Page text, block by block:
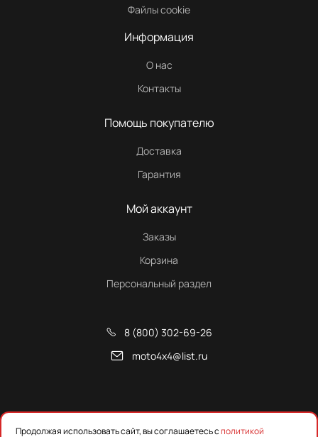
Файлы cookie
Информация
О нас
Контакты
Помощь покупателю
Доставка
Гарантия
Мой аккаунт
Заказы
Корзина
Персональный раздел
8 (800) 302-69-26
moto4x4@list.ru
Снегоходы, квадроциклы и запчасти от Русской Механики
Продолжая использовать сайт, вы соглашаетесь сполитикой